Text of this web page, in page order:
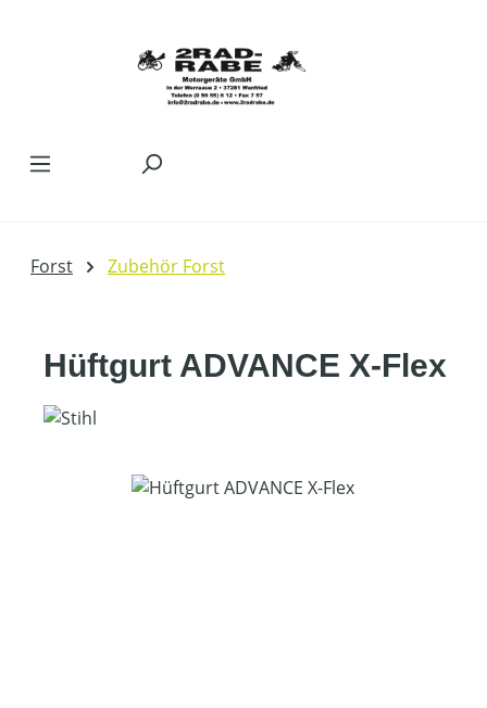
Forst Zubehör Forst
Hüftgurt ADVANCE X-Flex
Bildergalerie überspringen